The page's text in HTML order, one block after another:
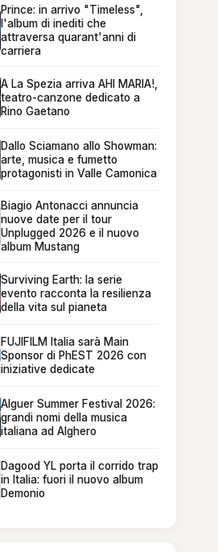
Prince: in arrivo "Timeless",
l'album di inediti che
attraversa quarant'anni di
carriera
A La Spezia arriva AHI MARIA!,
teatro-canzone dedicato a
Rino Gaetano
Dallo Sciamano allo Showman:
arte, musica e fumetto
protagonisti in Valle Camonica
Biagio Antonacci annuncia
nuove date per il tour
Unplugged 2026 e il nuovo
album Mustang
Surviving Earth: la serie
evento racconta la resilienza
della vita sul pianeta
FUJIFILM Italia sarà Main
Sponsor di PhEST 2026 con
iniziative dedicate
Alguer Summer Festival 2026:
grandi nomi della musica
italiana ad Alghero
Dagood YL porta il corrido trap
in Italia: fuori il nuovo album
Demonio